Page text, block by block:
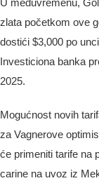
zlata početkom ove
dostići $3,000 po
Investiciona banka
2025.
Mogućnost novih
za Vagnerove
će primeniti tarife na
carine na uvoz iz